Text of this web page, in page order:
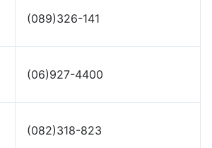
(089)326-141
(06)927-4400
(082)318-823